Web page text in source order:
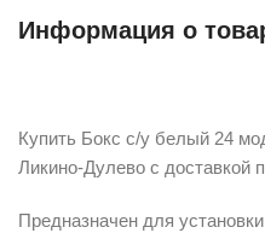
Информация о
Купить Бокс с/у белый 24
Ликино-Дулево с доставкой
Предназначен для